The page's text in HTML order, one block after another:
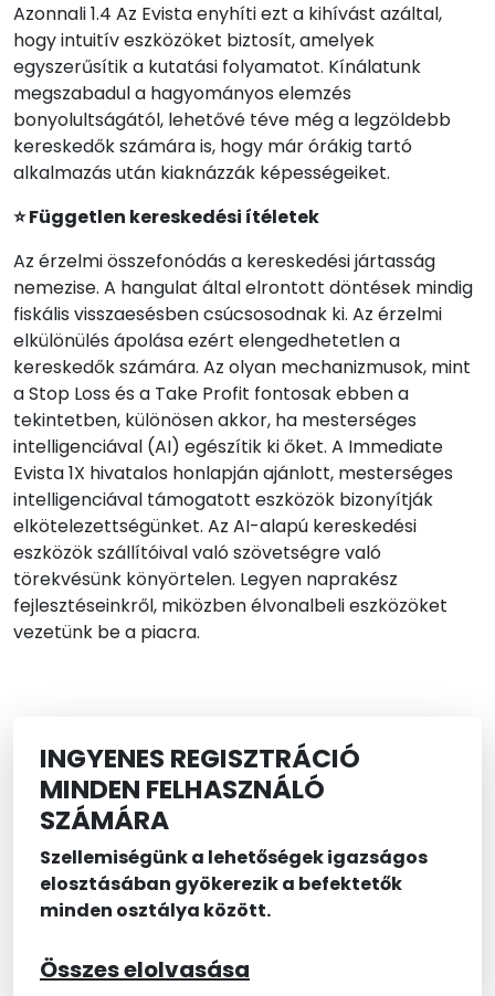
Azonnali 1.4 Az Evista enyhíti ezt a kihívást azáltal,
hogy intuitív eszközöket biztosít, amelyek
egyszerűsítik a kutatási folyamatot. Kínálatunk
megszabadul a hagyományos elemzés
bonyolultságától, lehetővé téve még a legzöldebb
kereskedők számára is, hogy már órákig tartó
alkalmazás után kiaknázzák képességeiket.
⭐ Független kereskedési ítéletek
Az érzelmi összefonódás a kereskedési jártasság
nemezise. A hangulat által elrontott döntések mindig
fiskális visszaesésben csúcsosodnak ki. Az érzelmi
elkülönülés ápolása ezért elengedhetetlen a
kereskedők számára. Az olyan mechanizmusok, mint
a Stop Loss és a Take Profit fontosak ebben a
tekintetben, különösen akkor, ha mesterséges
intelligenciával (AI) egészítik ki őket. A Immediate
Evista 1X hivatalos honlapján ajánlott, mesterséges
intelligenciával támogatott eszközök bizonyítják
elkötelezettségünket. Az AI-alapú kereskedési
eszközök szállítóival való szövetségre való
törekvésünk könyörtelen. Legyen naprakész
fejlesztéseinkről, miközben élvonalbeli eszközöket
vezetünk be a piacra.
INGYENES REGISZTRÁCIÓ
MINDEN FELHASZNÁLÓ
SZÁMÁRA
Szellemiségünk a lehetőségek igazságos
elosztásában gyökerezik a befektetők
minden osztálya között.
Összes elolvasása